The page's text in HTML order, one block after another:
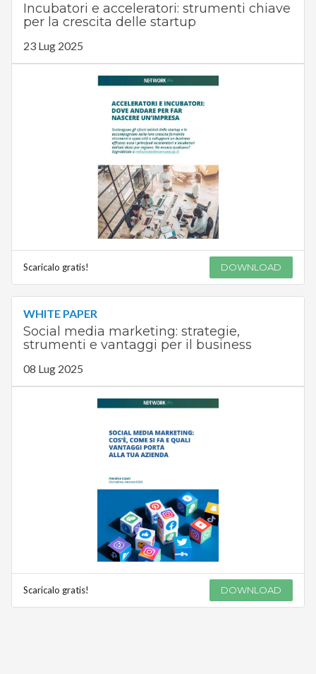
Incubatori e acceleratori: strumenti chiave
per la crescita delle startup
23 Lug 2025
Scaricalo gratis! DOWNLOAD
WHITE PAPER
Social media marketing: strategie,
strumenti e vantaggi per il business
08 Lug 2025
Scaricalo gratis! DOWNLOAD